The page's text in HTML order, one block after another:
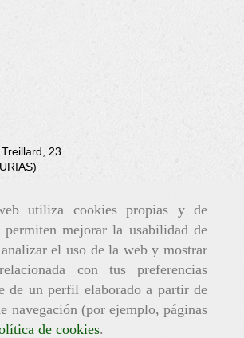
utiliza cookies propias y de
permiten mejorar la usabilidad de
el uso de la web y mostrar
con tus preferencias
de un perfil elaborado a partir de
navegación (por ejemplo, páginas
de cookies.
23